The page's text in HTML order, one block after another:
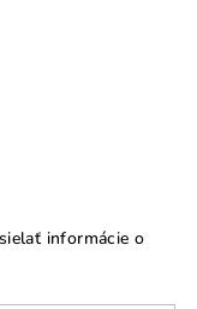
informácie o